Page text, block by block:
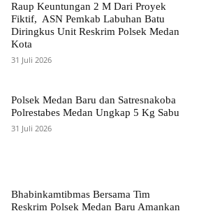
Raup Keuntungan 2 M Dari Proyek
Fiktif, ASN Pemkab Labuhan Batu
Diringkus Unit Reskrim Polsek Medan
Kota
31 Juli 2026
Polsek Medan Baru dan Satresnakoba
Polrestabes Medan Ungkap 5 Kg Sabu
31 Juli 2026
Bhabinkamtibmas Bersama Tim
Reskrim Polsek Medan Baru Amankan